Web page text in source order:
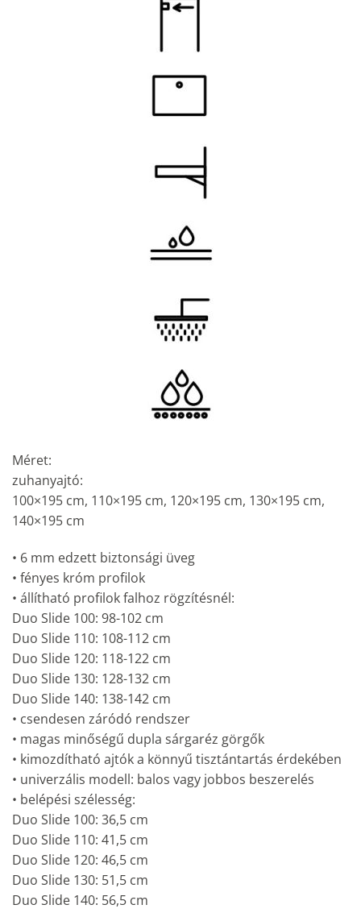
Méret:
zuhanyajtó:
100×195 cm, 110×195 cm, 120×195 cm, 130×195 cm,
140×195 cm
• 6 mm edzett biztonsági üveg
• fényes króm profilok
• állítható profilok falhoz rögzítésnél:
Duo Slide 100: 98-102 cm
Duo Slide 110: 108-112 cm
Duo Slide 120: 118-122 cm
Duo Slide 130: 128-132 cm
Duo Slide 140: 138-142 cm
• csendesen záródó rendszer
• magas minőségű dupla sárgaréz görgők
• kimozdítható ajtók a könnyű tisztántartás érdekében
• univerzális modell: balos vagy jobbos beszerelés
• belépési szélesség:
Duo Slide 100: 36,5 cm
Duo Slide 110: 41,5 cm
Duo Slide 120: 46,5 cm
Duo Slide 130: 51,5 cm
Duo Slide 140: 56,5 cm